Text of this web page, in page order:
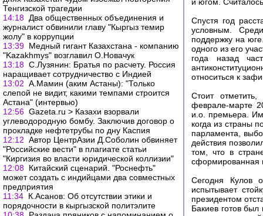
Тенгизской трагедии
14:18 Два общественных объединения и
журналист обвинили главу "Кыргыз темир
жолу" в коррупции
13:39 Медный гигант Казахстана - компанию
"Kazakhmys" возглавил О.Новачук
13:18 С.Лузянин: Братья по расчету. Россия
наращивает сотрудничество с Индией
13:02 А.Мамин (аким Астаны): "Только
слепой не видит, какими темпами строится
Астана" (интервью)
12:56 Gazeta.ru > Казахи взорвали
углеводородную бомбу. Заключив договор о
прокладке нефтетрубы по дну Каспия
12:12 Автор ЦентрАзии Д.Соболин обвиняет
"Российские вести" в плагиате статьи
"Киргизия во власти юридической коллизии"
12:08 Китайский сценарий. "Роснефть"
может создать с индийцами два совместных
предприятия
11:34 К.Асанов: Об отсутствии этики и
порядочности в кыргызской политэлите
Спустя год
условным.
поддержку на
одного из его
года назад
относиться к
Стоит
феврале-марте
и.о. премьера.
когда из страны
парламента,
действия
том, что в
сформированная
Сегодня Кулов
испытывает
президентом
Бакиев готов